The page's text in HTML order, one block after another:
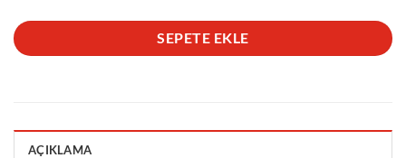
SEPETE EKLE
AÇIKLAMA